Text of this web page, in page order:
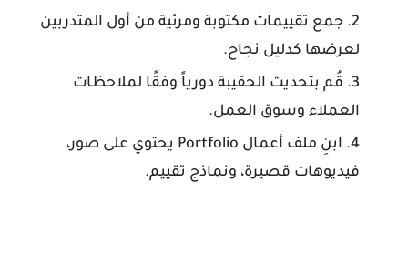
جمع تقييمات مكتوبة ومرئية من أول المتدربين
لعرضها كدليل نجاح.
قُم بتحديث الحقيبة دورياً وفقًا لملاحظات
العملاء وسوق العمل.
ابنِ ملف أعمال Portfolio يحتوي على صور،
فيديوهات قصيرة، ونماذج تقييم.